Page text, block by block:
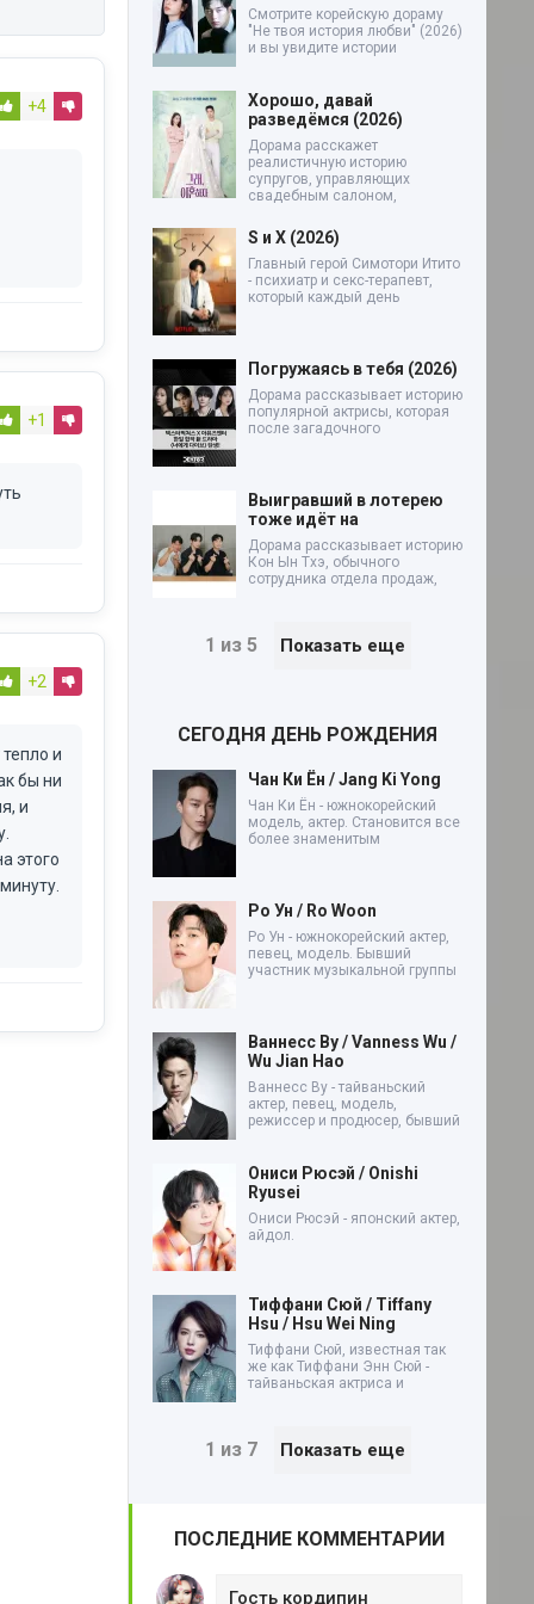
+4
+1
+2
и
бы ни
и
этого
Смотрите корейскую дораму
"Не твоя история любви" (2026)
и вы увидите истории
Хорошо, давай
разведёмся (2026)
Дорама расскажет
реалистичную историю
супругов, управляющих
свадебным салоном,
S и X (2026)
Главный герой Симотори Итито
- психиатр и секс-терапевт,
который каждый день
Погружаясь в тебя (2026)
Дорама рассказывает историю
популярной актрисы, которая
после загадочного
Выигравший в лотерею
тоже идёт на
Дорама рассказывает историю
Кон Ын Тхэ, обычного
сотрудника отдела продаж,
1 из 5 Показать еще
СЕГОДНЯ ДЕНЬ РОЖДЕНИЯ
Чан Ки Ён / Jang Ki Yong
Чан Ки Ён - южнокорейский
модель, актер. Становится все
более знаменитым
Ро Ун / Ro Woon
Ро Ун - южнокорейский актер,
певец, модель. Бывший
участник музыкальной группы
Ваннесс Ву / Vanness Wu /
Wu Jian Hao
Ваннесс Ву - тайваньский
актер, певец, модель,
режиссер и продюсер, бывший
Ониси Рюсэй / Onishi
Ryusei
Ониси Рюсэй - японский актер,
айдол.
Тиффани Сюй / Tiffany
Hsu / Hsu Wei Ning
Тиффани Сюй, известная так
же как Тиффани Энн Сюй -
тайваньская актриса и
1 из 7 Показать еще
ПОСЛЕДНИЕ КОММЕНТАРИИ
Гость кордипин